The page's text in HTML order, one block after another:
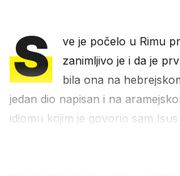
S
ve je počelo u Rimu
zanimljivo je i da je
bila ona na
jedan dio napisan i na
idiomu kojim je govorio sam Isus